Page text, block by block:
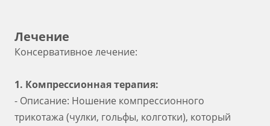
Лечение
Консервативное лечение:
1. Компрессионная терапия:
- Описание: Ношение компрессионного
трикотажа (чулки, гольфы, колготки), который